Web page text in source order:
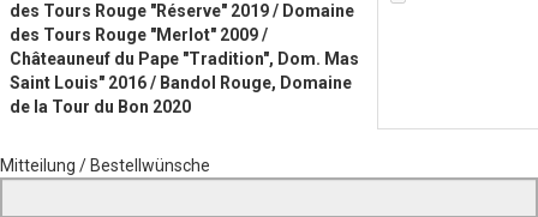
des Tours Rouge "Réserve" 2019 / Domaine
des Tours Rouge "Merlot" 2009 /
Châteauneuf du Pape "Tradition", Dom. Mas
Saint Louis" 2016 / Bandol Rouge, Domaine
de la Tour du Bon 2020
Mitteilung / Bestellwünsche